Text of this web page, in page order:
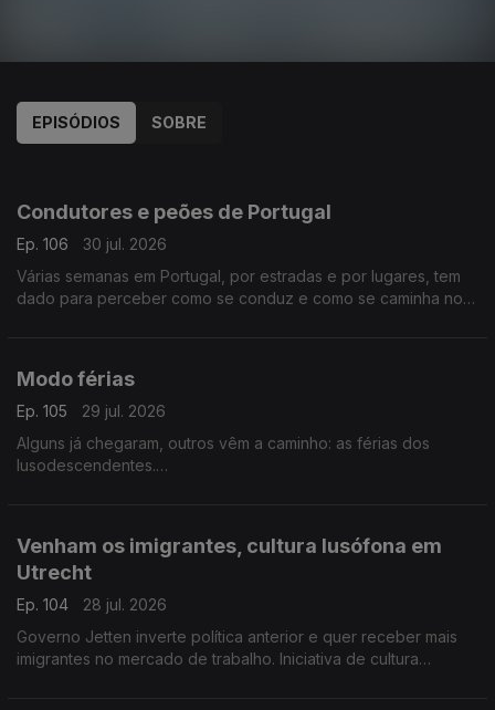
EPISÓDIOS SOBRE
Condutores e peões de Portugal
Ep. 106
30 jul. 2026
Várias semanas em Portugal, por estradas e por lugares, tem
dado para perceber como se conduz e como se caminha no
Modo férias
Ep. 105
29 jul. 2026
Alguns já chegaram, outros vêm a caminho: as férias dos
lusodescendentes.
Venham os imigrantes, cultura lusófona em
Utrecht
Ep. 104
28 jul. 2026
Governo Jetten inverte política anterior e quer receber mais
imigrantes no mercado de trabalho. Iniciativa de cultura